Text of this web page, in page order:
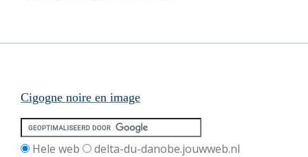
Cigogne noire en image
Hele web delta-du-danobe.jouwweb.nl